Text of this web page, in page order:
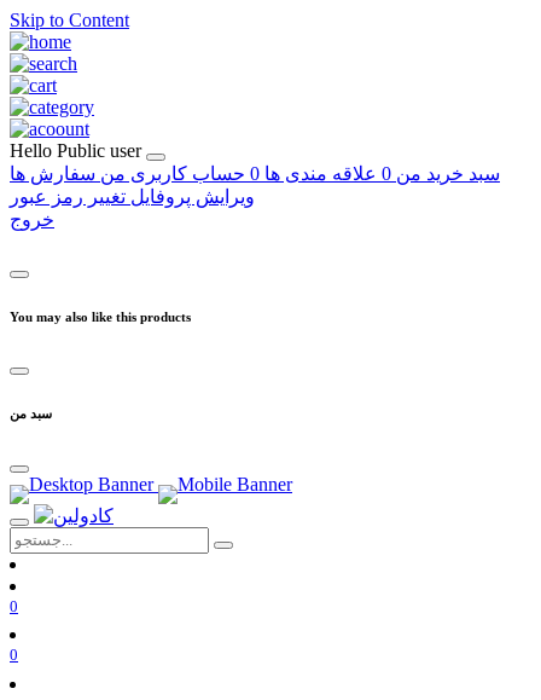
Skip to Content
Hello Public user
سبد خرید من 0 علاقه مندی ها 0 حساب کاربری من سفارش ها
ویرایش پروفایل تغییر رمز عبور
خروج
You may also like this products
سبد من
0
0